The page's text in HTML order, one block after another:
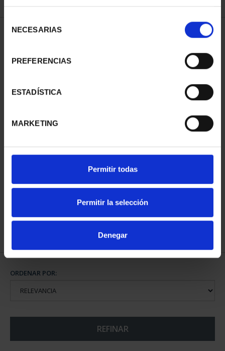
NECESARIAS
PREFERENCIAS
ESTADÍSTICA
MARKETING
Permitir todas
Permitir la selección
Denegar
2 Productos encontrados
CAPITALES ESPAÑOLAS
73,00 €
CAPITALES ESPAÑOLAS
73,00 €
ORDENAR POR:
REFINAR